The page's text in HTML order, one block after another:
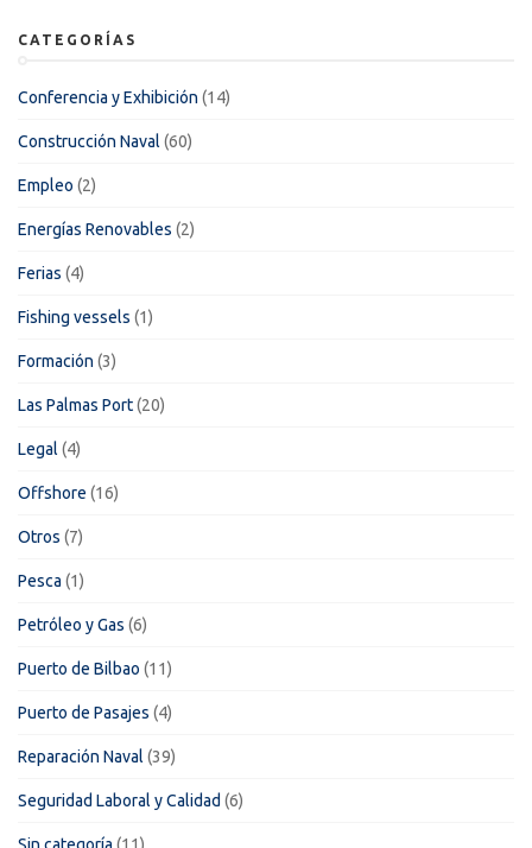
CATEGORÍAS
Conferencia y Exhibición (14)
Construcción Naval (60)
Empleo (2)
Energías Renovables (2)
Ferias (4)
Fishing vessels (1)
Formación (3)
Las Palmas Port(20)
Legal (4)
Offshore (16)
Otros (7)
Pesca (1)
Petróleo y Gas (6)
Puerto de Bilbao (11)
Puerto de Pasajes (4)
Reparación Naval (39)
Seguridad Laboral y Calidad (6)